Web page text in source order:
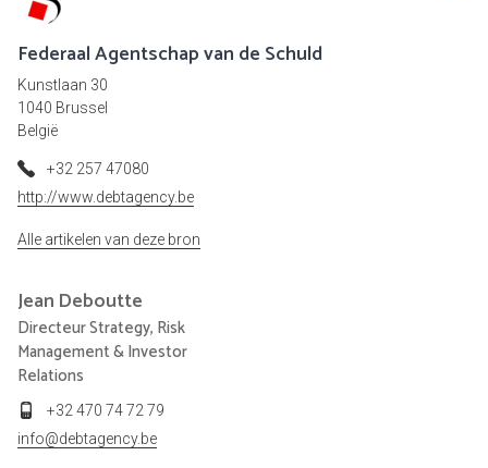
Federaal Agentschap van de Schuld
Kunstlaan 30
1040 Brussel
België
+32 257 47080
http://www.debtagency.be
Alle artikelen van deze bron
Jean Deboutte
Directeur Strategy, Risk
Management & Investor
Relations
+32 470 74 72 79
info@debtagency.be